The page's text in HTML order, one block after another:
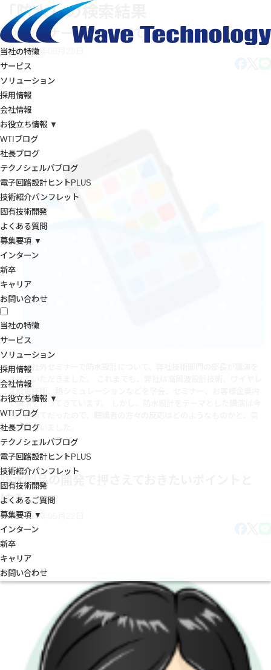
当社の特徴
サービス
ソリューション
採用情報
会社情報
お役立ち情報 ▼
WTIブログ
社長ブログ
テクノシェルパブログ
電子回路設計ヒントPLUS
技術紹介パンフレット
固有技術開発
よくある質問
募集要項 ▼
インターン
新卒
キャリア
お問い合わせ
当社の特徴
サービス
ソリューション
採用情報
会社情報
お役立ち情報 ▼
WTIブログ
社長ブログ
テクノシェルパブログ
電子回路設計ヒントPLUS
技術紹介パンフレット
固有技術開発
よくあるご質問
募集要項 ▼
インターン
新卒
キャリア
お問い合わせ
「防水」の検索結果
防水セミナー講演 好評でした
2018年09月28日
先日、社外セミナーで防水設計について、弊社技術部門の部長が講演を
させていただきました。 これまでも、弊社は高周波設計技術、ワイヤレ
で講演を行ってきています。 しかし、防水設計をテーマとした講演は今
回が初めてだったので、聴講者の方々の反応はどのようなものかと、気
にかけていました。
続きを読む→
防水製品の開発で押さえておきたいポイントと
は？
2018年05月22日